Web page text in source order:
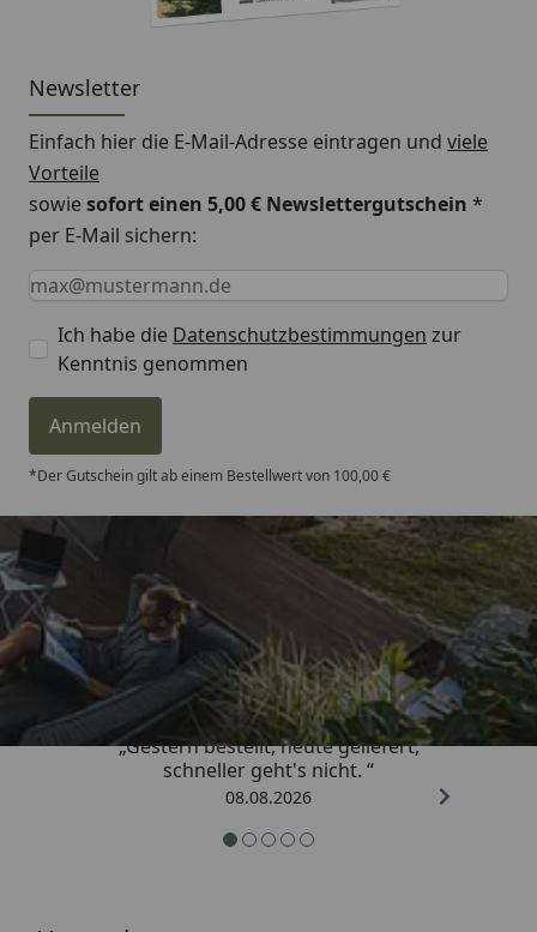
schwimmend
Integrierter
Schallschutz:
ja
Feuchtraumgeeignet: wasserresistent 4 Std.
HINWEIS:Die Farbgebung kann je nach
sein.
Newsletter
Einfach hier die E-Mail-Adresse eintragen und viele
Vorteile
sowiesofort einen 5,00 € Newslettergutschein *
per E-Mail sichern:
Keine Eingabe erforderlich
Eingabe erforderlich
E-Mail *
Ich habe die Datenschutzbestimmungen zur
Kenntnis genommen
Anmelden
*Der Gutschein gilt ab einem Bestellwert von 100,00 €
Trusted Shops
4,81/ 5
„Gestern bestellt, heute geliefert,
schneller geht's nicht. “
08.08.2026